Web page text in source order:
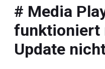
# Media
funktioniert
Update